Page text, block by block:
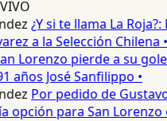
VIVO
¿Y si te llama La
a la Selección Chilena •
Lorenzo pierde a su
años José Sanfilippo •
Por pedido de
opción para San Lorenzo